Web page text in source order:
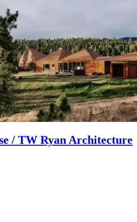
/ TW Ryan Architecture